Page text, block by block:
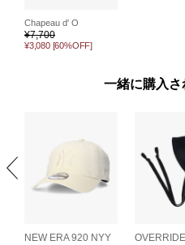
Chapeau d' O
¥7,700
¥3,080 [60%OFF]
一緒に購入
NEW ERA 920 NYY
OVERRIDE